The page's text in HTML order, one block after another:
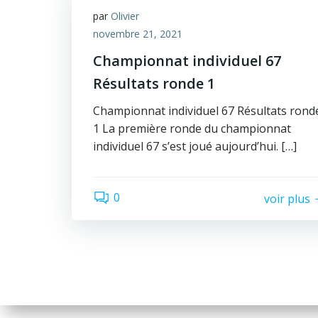
par Olivier
novembre 21, 2021
Championnat individuel 67
Résultats ronde 1
Championnat individuel 67 Résultats
1 La première ronde du championnat
individuel 67 s’est joué aujourd’hui. […]
0 voir plus